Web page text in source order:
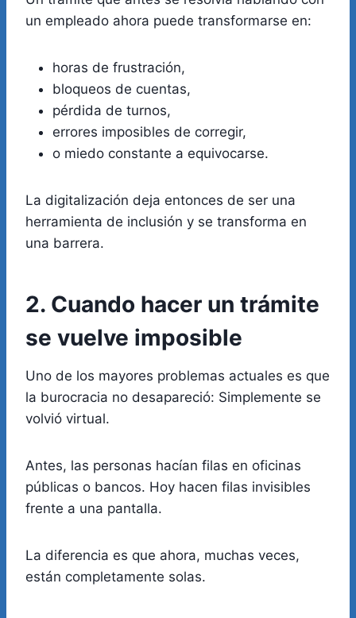
un empleado ahora puede transformarse en:
horas de frustración,
bloqueos de cuentas,
pérdida de turnos,
errores imposibles de corregir,
o miedo constante a equivocarse.
La digitalización deja entonces de ser una
herramienta de inclusión y se transforma en
una barrera.
2. Cuando hacer un trámite
se vuelve imposible
Uno de los mayores problemas actuales es que
la burocracia no desapareció: Simplemente se
volvió virtual.
Antes, las personas hacían filas en oficinas
públicas o bancos. Hoy hacen filas invisibles
frente a una pantalla.
La diferencia es que ahora, muchas veces,
están completamente solas.